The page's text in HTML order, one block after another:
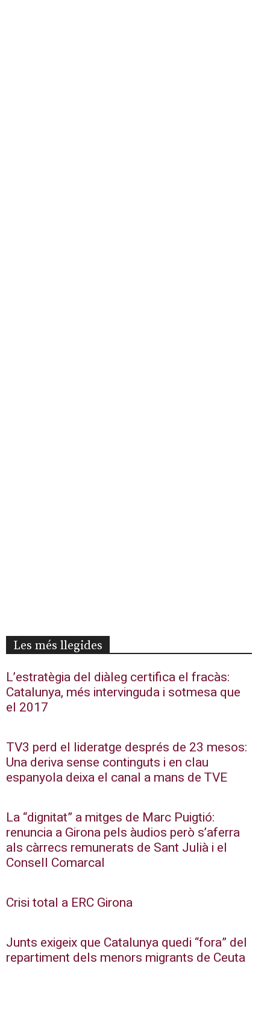
Les més llegides
L’estratègia del diàleg certifica el fracàs:
Catalunya, més intervinguda i sotmesa que
el 2017
TV3 perd el lideratge després de 23 mesos:
Una deriva sense continguts i en clau
espanyola deixa el canal a mans de TVE
La “dignitat” a mitges de Marc Puigtió:
renuncia a Girona pels àudios però s’aferra
als càrrecs remunerats de Sant Julià i el
Consell Comarcal
Crisi total a ERC Girona
Junts exigeix que Catalunya quedi “fora” del
repartiment dels menors migrants de Ceuta